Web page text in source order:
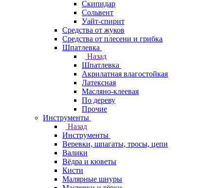
Скипидар
Сольвент
Уайт-спирит
Средства от жуков
Средства от плесени и грибка
Шпатлевка
Назад
Шпатлевка
Акрилатная влагостойкая
Латексная
Масляно-клеевая
По дереву
Прочие
Инструменты
Назад
Инструменты
Веревки, шпагаты, тросы, цепи
Валики
Вёдра и кюветы
Кисти
Малярные шнуры